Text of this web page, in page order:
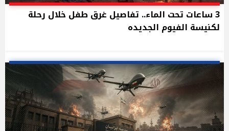
3 ساعات تحت الماء.. تفاصيل غرق طفل خلال رحلة
لكنيسة الفيوم الجديده